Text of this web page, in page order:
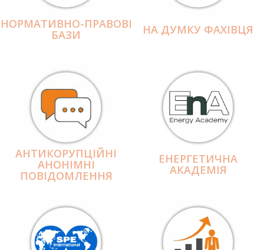
НОРМАТИВНО-ПРАВОВІ
БАЗИ НА ДУМКУ ФАХІВЦЯ
АНТИКОРУПЦІЙНІ
АНОНІМНІ
ПОВІДОМЛЕННЯ
ЕНЕРГЕТИЧНА
АКАДЕМІЯ